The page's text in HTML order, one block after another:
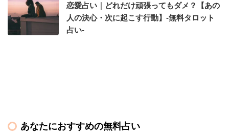
恋愛占い｜どれだけ頑張ってもダメ？【あの
人の決心・次に起こす行動】-無料タロット
占い-
あなたにおすすめの無料占い